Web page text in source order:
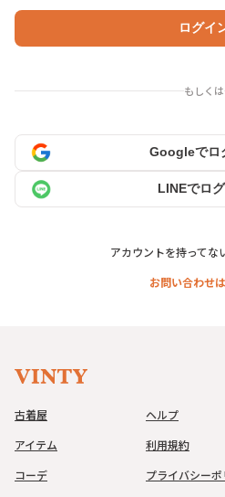
ログイ
もしくは
Googleでロ
LINEでロ
アカウントを持ってな
お問い合わせ
古着屋
アイテム
コーデ
ヘルプ
利用規約
プライバシーポ